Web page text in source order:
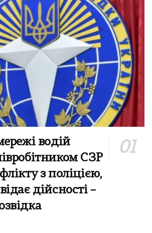
водій
СЗР
з поліцією,
дійсності –